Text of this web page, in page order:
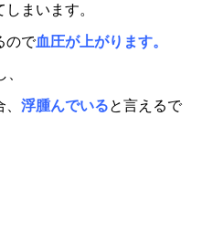
まいます。
ので血圧が上がります。
浮腫んでいると言えるで